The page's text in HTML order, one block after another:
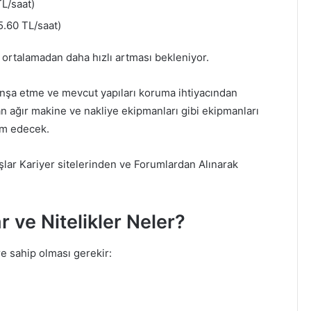
saat)
TL/saat)
daha hızlı artması bekleniyor.
etme ve mevcut yapıları koruma ihtiyacından
ağır makine ve nakliye ekipmanları gibi ekipmanları
edecek.
Kariyer sitelerinden ve Forumlardan Alınarak
ve Nitelikler Neler?
sahip olması gerekir: